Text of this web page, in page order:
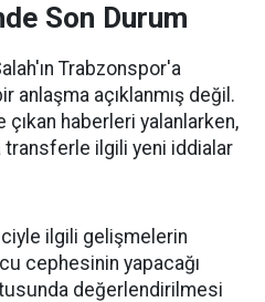
Son Durum
Trabzonspor'a
açıklanmış değil.
haberleri yalanlarken,
transferle ilgili yeni iddialar
ilgili gelişmelerin
cephesinin yapacağı
değerlendirilmesi